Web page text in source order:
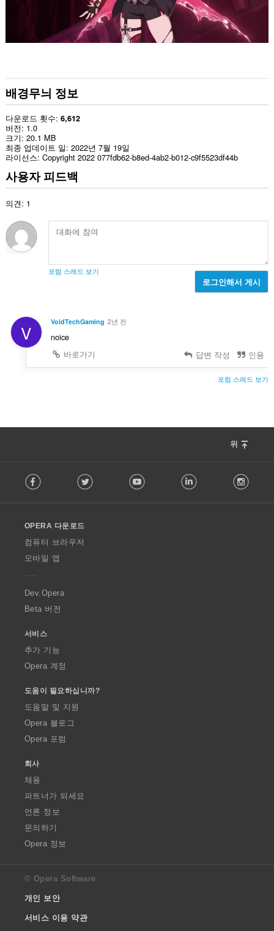
배경무늬 정보
다운로드 횟수 6,612
버전 1.0
크기 20.1 MB
최종 업데이트 일 2022년 7월 19일
라이선스 Copyright 2022 077fdb62-b8ed-4ab2-b012-c9f5523df44b
사용자 피드백
의견: 1
포럼 스레드 보기
로그인해서 게시
V VoidTechGaming 2년 전
noice
바로가기
답변 작성 인용
포럼 스레드 보기
위
o
w
O
p
a
Facebook Twitter Youtube LinkedIn
OPERA 다운로드
컴퓨터 브라우저
모바일 앱
Dev.Opera
Beta 버전
서비스
추가 기능
Opera 계정
도움이 필요하십니까?
도움말 및 지원
Opera 블로그
Opera 포럼
회사
채용
파트너가 되세요
언론 정보
문의하기
Opera 정보
© Opera Software
개인 보안
서비스 이용 약관